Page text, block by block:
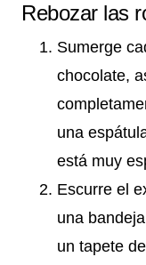
Rebozar las
Sumerge
chocolate,
una
está muy
Escurre el
una
un tapete